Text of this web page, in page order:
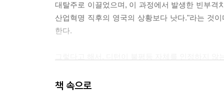
대탈주로 이끌었으며, 이 과정에서 발생한 빈부격
산업혁명 직후의 영국의 상황보다 낫다."라는 것
한다.
현대경제가 성공적으로 성장하는 동안, 가난을
책 속으로